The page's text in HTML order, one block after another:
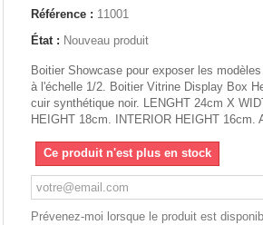
Référence : 11001
État : Nouveau produit
Boitier Showcase pour exposer les
à l'échelle 1/2. Boitier Vitrine Display Box
cuir synthétique noir. LENGHT 24cm X
HEIGHT 18cm. INTERIOR HEIGHT 16cm.
Ce produit n'est plus en stock
Prévenez-moi lorsque le produit est